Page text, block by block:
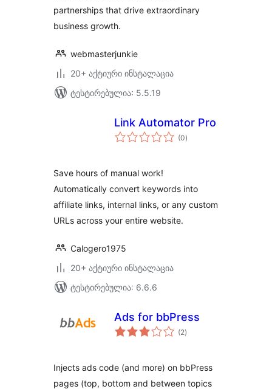
partnerships that drive extraordinary
business growth.
webmasterjunkie
20+ აქტიური ინსტალაცია
ტესტირებულია: 5.5.19
Link Automator Pro
(0საერთო
რეიტინგი
)
Save hours of manual work!
Automatically convert keywords into
affiliate links, internal links, or any custom
URLs across your entire website.
Calogero1975
20+ აქტიური ინსტალაცია
ტესტირებულია: 6.6.6
Ads for bbPress
(2საერთო
რეიტინგი
)
Injects ads code (and more) on bbPress
pages (top, bottom and between topics